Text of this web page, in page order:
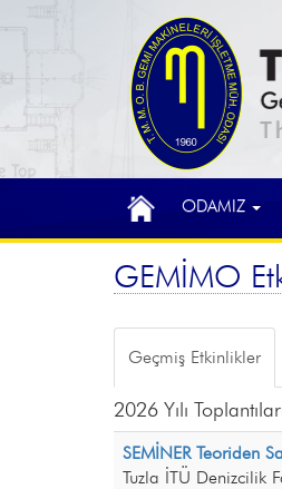
ODAMIZ
GEMİMO
Geçmiş Etkinlikler
2026 Yılı
SEMİNER Teoriden
Tuzla İTÜ Denizcilik